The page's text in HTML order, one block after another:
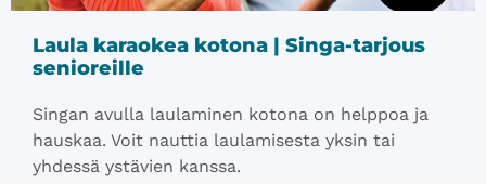
Laula karaokea kotona | Singa-tarjous
senioreille
Singan avulla laulaminen kotona on helppoa ja
hauskaa. Voit nauttia laulamisesta yksin tai
yhdessä ystävien kanssa.